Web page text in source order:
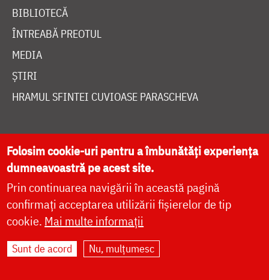
BIBLIOTECĂ
ÎNTREABĂ PREOTUL
MEDIA
ȘTIRI
HRAMUL SFINTEI CUVIOASE PARASCHEVA
PĂRINȚI DUHOVNICEȘTI
MAICI CU VIAȚĂ DUHOVNICEASCĂ
TEMATICĂ
SINAXAR ALFABETIC
MĂNĂSTIRI ȘI BISERICI
Folosim cookie-uri pentru a îmbunătăți experiența
dumneavoastră pe acest site.
Prin continuarea navigării în această pagină
confirmați acceptarea utilizării fișierelor de tip
cookie. Mai multe informații
Sunt de acord Nu, mulțumesc